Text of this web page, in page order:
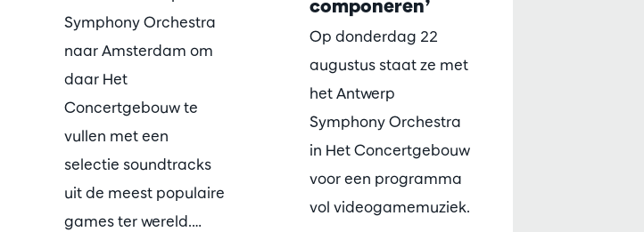
Symphony Orchestra
naar Amsterdam om
daar Het
Concertgebouw te
vullen met een
selectie soundtracks
uit de meest populaire
games ter wereld.…
componeren’
Op donderdag 22
augustus staat ze met
het Antwerp
Symphony Orchestra
in Het Concertgebouw
voor een programma
vol videogamemuziek.